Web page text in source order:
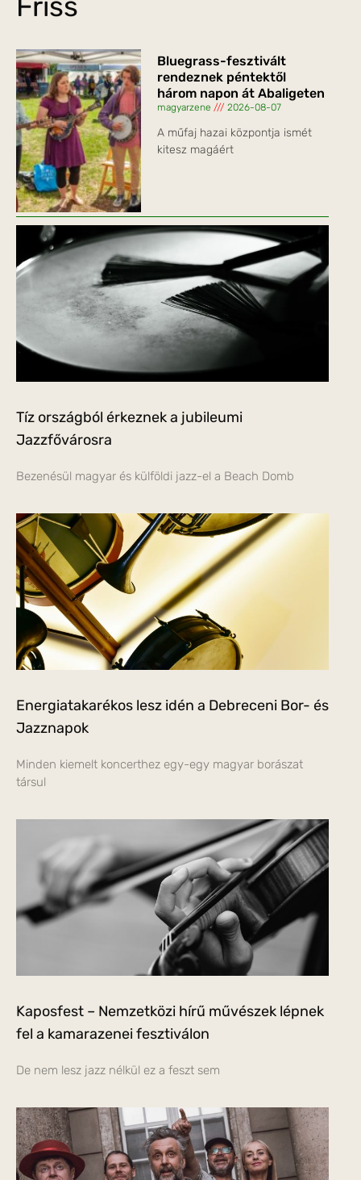
Friss
Bluegrass-fesztivált
rendeznek péntektől
három napon át Abaligeten
magyarzene 2026-08-07
A műfaj hazai központja ismét
kitesz magáért
Tíz országból érkeznek a jubileumi
Jazzfővárosra
Bezenésül magyar és külföldi jazz-el a Beach Domb
Energiatakarékos lesz idén a Debreceni Bor- és
Jazznapok
Minden kiemelt koncerthez egy-egy magyar borászat
társul
Kaposfest – Nemzetközi hírű művészek lépnek
fel a kamarazenei fesztiválon
De nem lesz jazz nélkül ez a feszt sem